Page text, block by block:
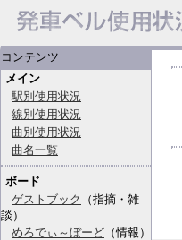
コンテンツ
メイン
駅別使用状況
線別使用状況
曲別使用状況
曲名一覧
ボード
ゲストブック
（指摘・雑
談）
めろでぃ～ぼーど （情報）